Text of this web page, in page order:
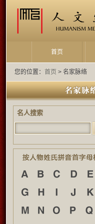
首页
您的位置： 首页 > 名家脉络
名人搜索